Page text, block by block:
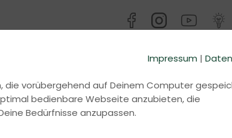
JOBS ANMELDEN KONTAKT
Impressum |
die vorübergehend auf Deinem Computer
bedienbare Webseite anzubieten, die
Bedürfnisse anzupassen.